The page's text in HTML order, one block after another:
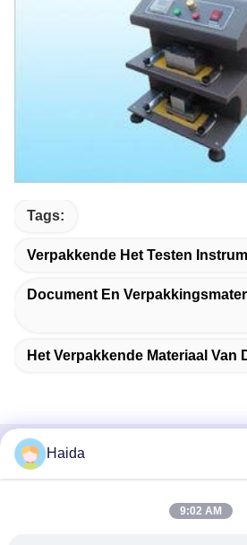
Tags:
Verpakkende Het Testen
Document En
Het Verpakkende Materiaal Van
Snel contact
Haida
9:02 AM